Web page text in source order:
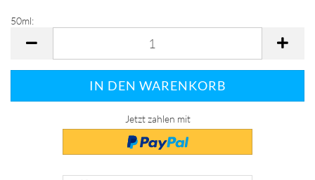
50ml:
Jetzt zahlen mit